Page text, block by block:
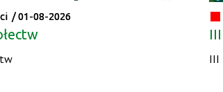
/01-08-2026
III